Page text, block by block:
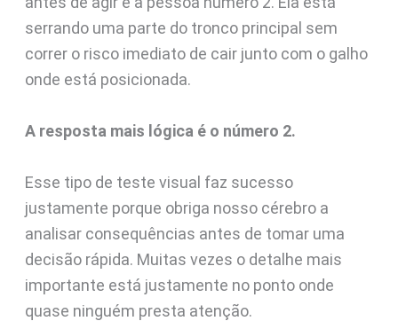
serrando uma parte do tronco principal sem
correr o risco imediato de cair junto com o galho
onde está posicionada.
A resposta mais lógica é o número 2.
Esse tipo de teste visual faz sucesso
justamente porque obriga nosso cérebro a
analisar consequências antes de tomar uma
decisão rápida. Muitas vezes o detalhe mais
importante está justamente no ponto onde
quase ninguém presta atenção.